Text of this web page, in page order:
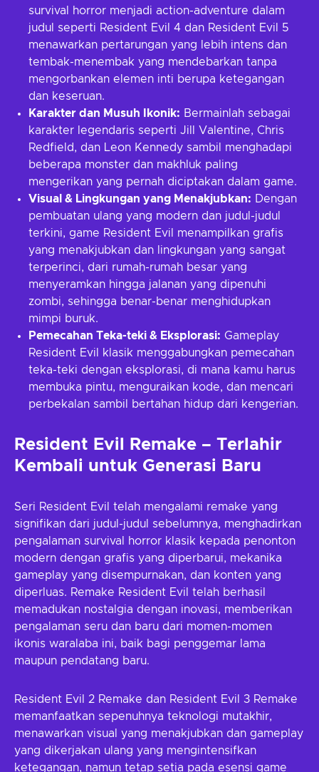
survival horror menjadi action-adventure dalam
judul seperti Resident Evil 4 dan Resident Evil 5
menawarkan pertarungan yang lebih intens dan
tembak-menembak yang mendebarkan tanpa
mengorbankan elemen inti berupa ketegangan
dan keseruan.
Karakter dan Musuh Ikonik: Bermainlah sebagai
karakter legendaris seperti Jill Valentine, Chris
Redfield, dan Leon Kennedy sambil menghadapi
beberapa monster dan makhluk paling
mengerikan yang pernah diciptakan dalam game.
Visual & Lingkungan yang Menakjubkan: Dengan
pembuatan ulang yang modern dan judul-judul
terkini, game Resident Evil menampilkan grafis
yang menakjubkan dan lingkungan yang sangat
terperinci, dari rumah-rumah besar yang
menyeramkan hingga jalanan yang dipenuhi
zombi, sehingga benar-benar menghidupkan
mimpi buruk.
Pemecahan Teka-teki & Eksplorasi: Gameplay
Resident Evil klasik menggabungkan pemecahan
teka-teki dengan eksplorasi, di mana kamu harus
membuka pintu, menguraikan kode, dan mencari
perbekalan sambil bertahan hidup dari kengerian.
Resident Evil Remake – Terlahir
Kembali untuk Generasi Baru
Seri Resident Evil telah mengalami remake yang
signifikan dari judul-judul sebelumnya, menghadirkan
pengalaman survival horror klasik kepada penonton
modern dengan grafis yang diperbarui, mekanika
gameplay yang disempurnakan, dan konten yang
diperluas. Remake Resident Evil telah berhasil
memadukan nostalgia dengan inovasi, memberikan
pengalaman seru dan baru dari momen-momen
ikonis waralaba ini, baik bagi penggemar lama
maupun pendatang baru.
Resident Evil 2 Remake dan Resident Evil 3 Remake
memanfaatkan sepenuhnya teknologi mutakhir,
menawarkan visual yang menakjubkan dan gameplay
yang dikerjakan ulang yang mengintensifkan
ketegangan, namun tetap setia pada esensi game